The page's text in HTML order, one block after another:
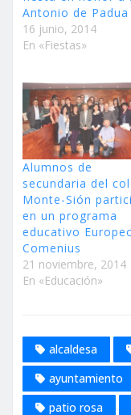
Antonio de Padua
16 junio, 2014
En «Fiestas»
Alumnos de
secundaria del
Monte-Sión
en un programa
educativo
Comenius
21 noviembre, 2014
En «Educación»
alcaldesa
ayuntamiento
patio rosa